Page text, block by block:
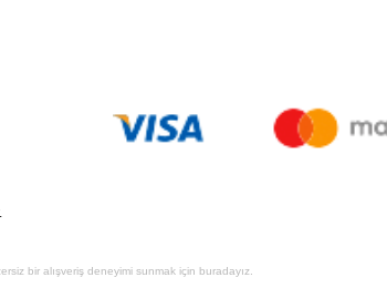
bir alışveriş deneyimi sunmak için buradayız.